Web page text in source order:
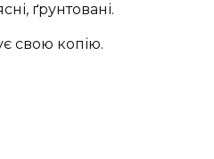
ґрунтовані.
свою копію.